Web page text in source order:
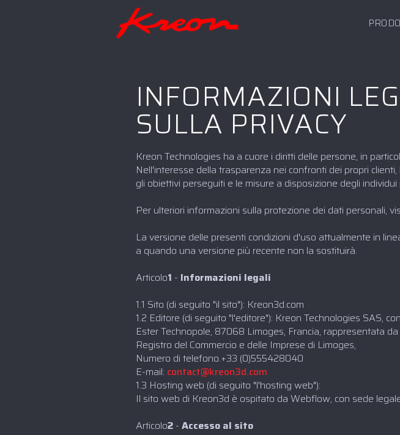
INFORMAZIONI
SULLA PRIVACY
Kreon Technologies ha a cuore i diritti delle persone, in
Nell'interesse della trasparenza nei confronti dei propri
gli obiettivi perseguiti e le misure a disposizione degli
Per ulteriori informazioni sulla protezione dei dati personali,
La versione delle presenti condizioni d'uso attualmente in
a quando una versione più recente non la sostituirà.
‍Articolo1 - Informazioni legali
1.1 Sito (di seguito "il sito"): Kreon3d.com
1.2 Editore (di seguito "l'editore"): Kreon Technologies SAS,
Ester Technopole, 87068 Limoges, Francia, rappresentata
Registro del Commercio e delle Imprese di Limoges,
Numero di telefono.+33 (0)555428040
E-mail: contact@kreon3d.com
1.3 Hosting web (di seguito "l'hosting web"):
Il sito web di Kreon3d è ospitato da Webflow, con sede
‍Articolo2 - Accesso al sito